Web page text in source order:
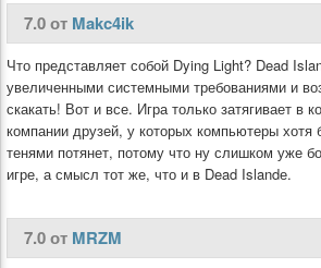
7.0 от Makc4ik
Что представляет собой Dying Light? Dead
увеличенными системными требованиями и
скакать! Вот и все. Игра только затягивает в
компании друзей, у которых компьютеры
тенями потянет, потому что ну слишком уже
игре, а смысл тот же, что и в Dead Islandе.
7.0 от MRZM